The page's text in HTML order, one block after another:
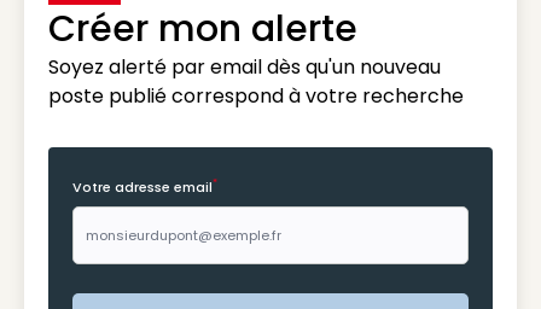
Créer mon alerte
Soyez alerté par email dès qu'un nouveau
poste publié correspond à votre recherche
Votre adresse email*